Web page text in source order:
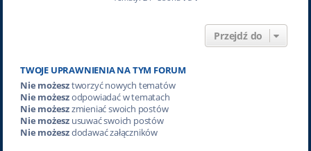
Przejdź do
TWOJE UPRAWNIENIA NA TYM FORUM
Nie możesztworzyć nowych tematów
Nie możeszodpowiadać w tematach
Nie możeszzmieniać swoich postów
Nie możeszusuwać swoich postów
Nie możeszdodawać załączników